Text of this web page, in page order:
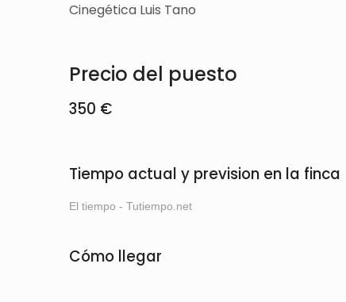
Cinegética Luis Tano
Precio del puesto
350 €
Tiempo actual y prevision en la finca
El tiempo - Tutiempo.net
Cómo llegar